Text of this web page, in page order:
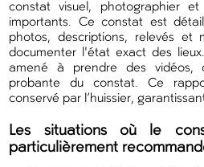
constat visuel, photographier
importants. Ce constat est
photos, descriptions, relevés et
documenter l'état exact des
amené à prendre des vidéos,
probante du constat. Ce
conservé par l’huissier,
Les situations où le
particulièrement